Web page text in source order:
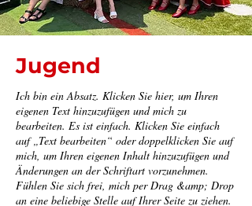
Jugend
Ich bin ein Absatz. Klicken Sie hier, um Ihren
eigenen Text hinzuzufügen und mich zu
bearbeiten. Es ist einfach. Klicken Sie einfach
auf „Text bearbeiten“ oder doppelklicken Sie auf
mich, um Ihren eigenen Inhalt hinzuzufügen und
Änderungen an der Schriftart vorzunehmen.
Fühlen Sie sich frei, mich per Drag &amp; Drop
an eine beliebige Stelle auf Ihrer Seite zu ziehen.